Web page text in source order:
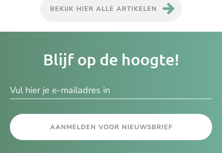
BEKIJK HIER ALLE ARTIKELEN
Blijf op de hoogte!
AANMELDEN VOOR NIEUWSBRIEF